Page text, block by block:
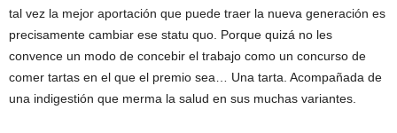
tal vez la mejor aportación que puede traer la nueva generación es
precisamente cambiar ese statu quo. Porque quizá no les
convence un modo de concebir el trabajo como un concurso de
comer tartas en el que el premio sea… Una tarta. Acompañada de
una indigestión que merma la salud en sus muchas variantes.